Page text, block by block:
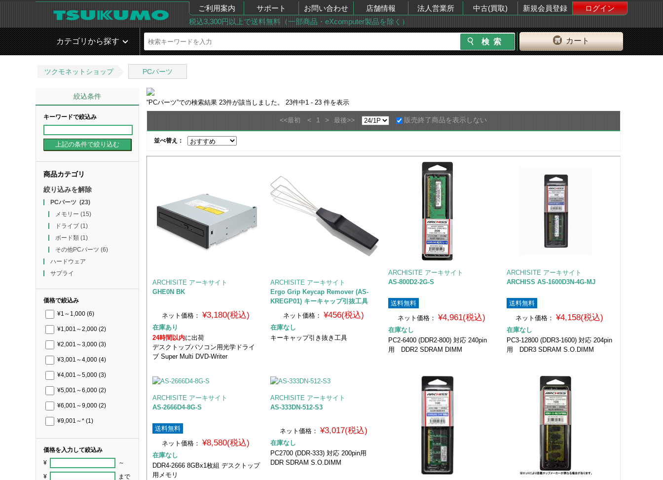
ご利用案内 サポート お問い合わせ 店舗情報 法人営業所 中古(買取) 新規会員登録
ログイン
税込3,300円以上で送料無料（一部商品・eXcomputer製品を除く）
カート
カテゴリから探す
ツクモネットショップ PCパーツ
絞込条件
キーワードで絞込み
商品カテゴリ
絞り込みを解除
PCパーツ (23)
メモリー (15)
ドライブ(1)
ボード類(1)
その他PCパーツ (6)
ハードウェア
サプライ
価格で絞込み
¥1～1,000 (6)
¥1,001～2,000 (2)
¥2,001～3,000 (3)
¥3,001～4,000 (4)
¥4,001～5,000 (3)
¥5,001～6,000 (2)
¥6,001～9,000 (2)
¥9,001～* (1)
価格を入力して絞込み
¥ ～
¥ まで
“PCパーツ”での検索結果 23件が該当しました。 23件中1 - 23 件を表示
<<最初 < 1 > 最後>> 販売終了商品を表示しない
並べ替え：
ARCHISITE アーキサイト
GHE0N BK
ネット価格： ¥3,180(税込)
在庫あり
24時間以内に出荷
デスクトップパソコン用光学ドライ
ブ Super Multi DVD-Writer
ARCHISITE アーキサイト
Ergo Grip Keycap Remover (AS-
KREGP01) キーキャップ引抜工具
ネット価格： ¥456(税込)
在庫なし
キーキャップ引き抜き工具
ARCHISITE アーキサイト
AS-800D2-2G-S
送料無料
ネット価格：
¥4,961(税込)
在庫なし
PC2-6400 (DDR2-800) 対応 240pin
用 DDR2 SDRAM DIMM
ARCHISITE アーキサイト
ARCHISS AS-1600D3N-4G-MJ
送料無料
ネット価格：
¥4,158(税込)
在庫なし
PC3-12800 (DDR3-1600) 対応 204pin
用 DDR3 SDRAM S.O.DIMM
ARCHISITE アーキサイト
AS-2666D4-8G-S
送料無料
ネット価格： ¥8,580(税込)
在庫なし
DDR4-2666 8GBx1枚組 デスクトップ
用メモリ
ARCHISITE アーキサイト
AS-333DN-512-S3
ネット価格： ¥3,017(税込)
在庫なし
PC2700 (DDR-333) 対応 200pin用
DDR SDRAM S.O.DIMM